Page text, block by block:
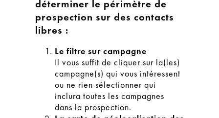
déterminer le périmètre de
prospection sur des contacts
libres :
Le filtre sur campagne
Il vous suffit de cliquer sur la(les)
campagne(s) qui vous intéressent
ou ne rien sélectionner qui
inclura toutes les campagnes
dans la prospection.